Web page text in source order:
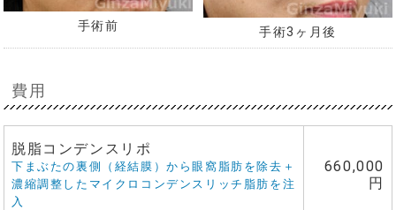
手術前 手術3ヶ月後
費用
脱脂コンデンスリポ
下まぶたの裏側（経結膜）から眼窩脂肪を除去＋
濃縮調整したマイクロコンデンスリッチ脂肪を注
入
660,000
円